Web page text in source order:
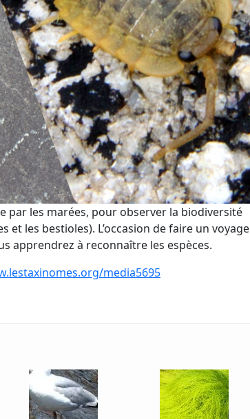
par les marées, pour observer la biodiversité
et les bestioles). L’occasion de faire un voyage
apprendrez à reconnaître les espèces.
media5695